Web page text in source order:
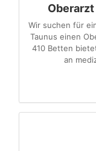
Wir suchen für
Taunus einen
410 Betten
an